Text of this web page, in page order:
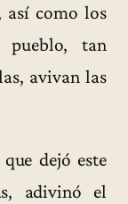
así como los
tan
avivan las
dejó este
adivinó el